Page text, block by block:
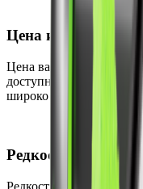
Цена и
Цена варьируется от
доступным
широко доступен на
Редкость
Редкость этого скина —